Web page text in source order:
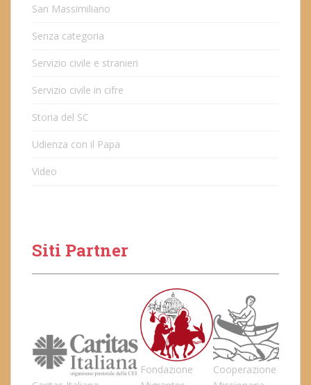
San Massimiliano
Senza categoria
Servizio civile e stranieri
Servizio civile in cifre
Storia del SC
Udienza con il Papa
Video
Siti Partner
Fondazione
Cooperazione